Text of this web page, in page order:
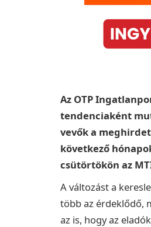
Az OTP
tendenciaként
vevők a
következő
csütörtökön az
A változást a
több az érdeklődő,
az is, hogy az